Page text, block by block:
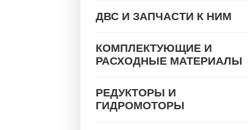
ДВС И ЗАПЧАСТИ К НИМ
КОМПЛЕКТУЮЩИЕ И
РАСХОДНЫЕ МАТЕРИАЛЫ
РЕДУКТОРЫ И
ГИДРОМОТОРЫ